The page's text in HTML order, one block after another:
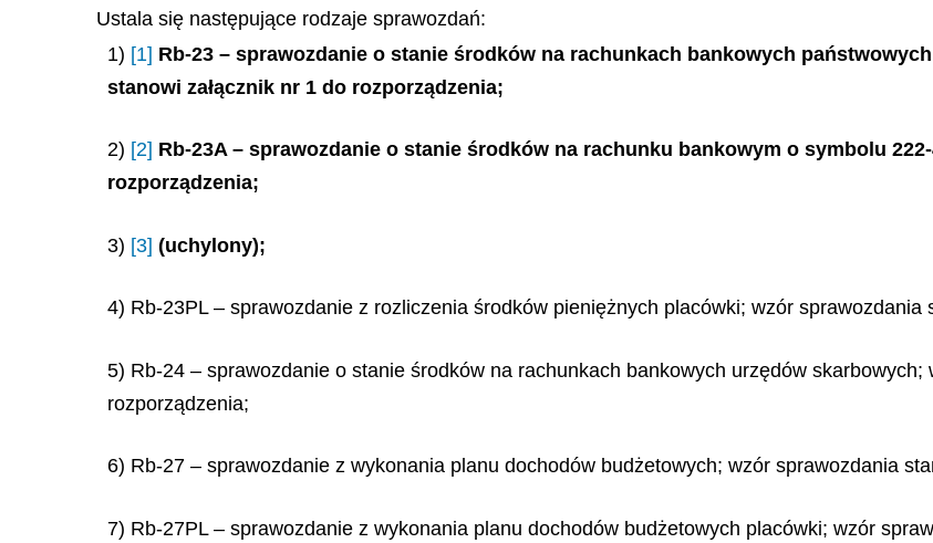
Ustala się następujące rodzaje sprawozdań:
1) [1] Rb-23 – sprawozdanie o stanie środków na rachunkach bankowych
stanowi załącznik nr 1 do rozporządzenia;
2) [2] Rb-23A – sprawozdanie o stanie środków na rachunku bankowym o symbolu
rozporządzenia;
3) [3] (uchylony);
4) Rb-23PL – sprawozdanie z rozliczenia środków pieniężnych placówki; wzór sprawozdania
5) Rb-24 – sprawozdanie o stanie środków na rachunkach bankowych urzędów skarbowych;
rozporządzenia;
6) Rb-27 – sprawozdanie z wykonania planu dochodów budżetowych; wzór sprawozdania
7) Rb-27PL – sprawozdanie z wykonania planu dochodów budżetowych placówki; wzór